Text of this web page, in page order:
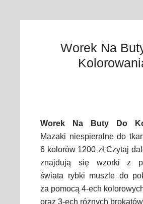
Worek Na
Worek Na Buty Do
Mazaki niespieralne do
6 kolorów 1200 zł Czytaj
znajdują się wzorki z
świata rybki muszle do
za pomocą 4-ech
oraz 3-ech różnych